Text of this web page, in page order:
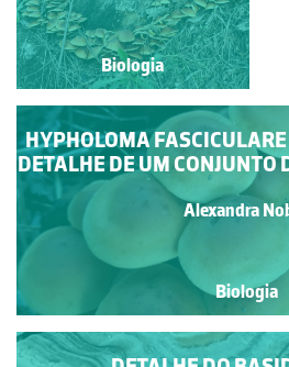
Biologia
Biologia
HYPHOLOMA
DETALHE DE UM CONJUNTO
Alexandra
Biologia